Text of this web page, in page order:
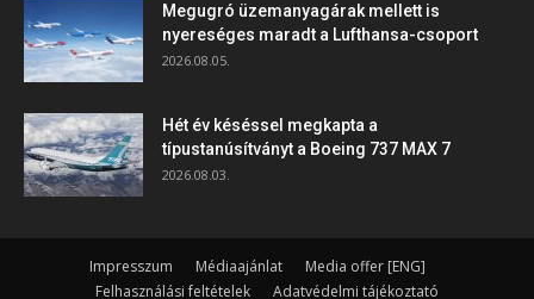
Megugró üzemanyagárak mellett is
nyereséges maradt a Lufthansa-csoport
2026.08.05.
Hét év késéssel megkapta a
típustanúsítványt a Boeing 737 MAX 7
2026.08.03.
Impresszum Médiaajánlat
Media offer [ENG]
Felhasználási feltételek
Adatvédelmi tájékoztató